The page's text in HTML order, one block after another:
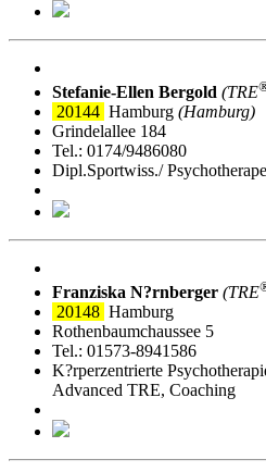
Stefanie-Ellen Bergold (TRE
20144 Hamburg (Hamburg)
Grindelallee 184
Tel.: 0174/9486080
Dipl.Sportwiss./
Franziska N?rnberger (TRE
20148 Hamburg
Rothenbaumchaussee 5
Tel.: 01573-8941586
K?rperzentrierte
Advanced TRE, Coaching